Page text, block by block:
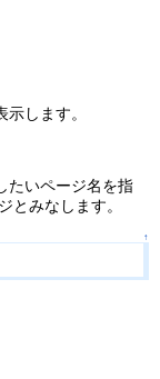
します。
たいページ名を指
とみなします。
↑